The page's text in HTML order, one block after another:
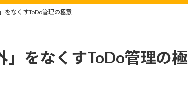
をなくすToDo管理の極意
」をなくすToDo管理の極